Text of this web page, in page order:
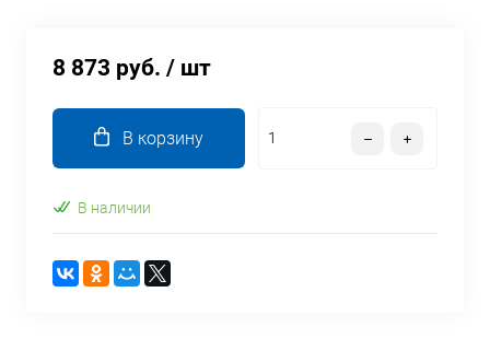
8 873 руб. / шт
В корзину
В наличии